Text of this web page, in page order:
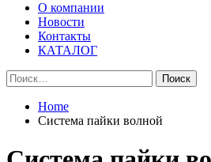
О компании
Новости
Контакты
КАТАЛОГ
Найти:
Home
Система пайки волной